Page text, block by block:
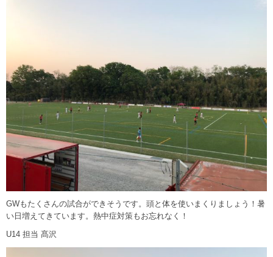
GWもたくさんの試合ができそうです。頭と体を使いまくりましょう！暑
い日増えてきています。熱中症対策もお忘れなく！
U14 担当 髙沢